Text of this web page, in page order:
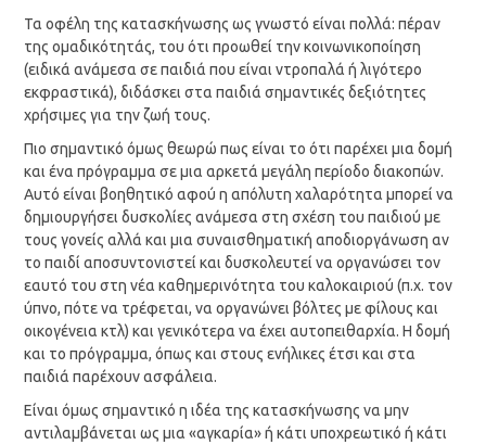
Τα οφέλη της κατασκήνωσης ως γνωστό είναι πολλά: πέραν
της ομαδικότητάς, του ότι προωθεί την κοινωνικοποίηση
(ειδικά ανάμεσα σε παιδιά που είναι ντροπαλά ή λιγότερο
εκφραστικά), διδάσκει στα παιδιά σημαντικές δεξιότητες
χρήσιμες για την ζωή τους.
Πιο σημαντικό όμως θεωρώ πως είναι το ότι παρέχει μια δομή
και ένα πρόγραμμα σε μια αρκετά μεγάλη περίοδο διακοπών.
Αυτό είναι βοηθητικό αφού η απόλυτη χαλαρότητα μπορεί να
δημιουργήσει δυσκολίες ανάμεσα στη σχέση του παιδιού με
τους γονείς αλλά και μια συναισθηματική αποδιοργάνωση αν
το παιδί αποσυντονιστεί και δυσκολευτεί να οργανώσει τον
εαυτό του στη νέα καθημερινότητα του καλοκαιριού (π.χ. τον
ύπνο, πότε να τρέφεται, να οργανώνει βόλτες με φίλους και
οικογένεια κτλ) και γενικότερα να έχει αυτοπειθαρχία. Η δομή
και το πρόγραμμα, όπως και στους ενήλικες έτσι και στα
παιδιά παρέχουν ασφάλεια.
Είναι όμως σημαντικό η ιδέα της κατασκήνωσης να μην
αντιλαμβάνεται ως μια «αγκαρία» ή κάτι υποχρεωτικό ή κάτι